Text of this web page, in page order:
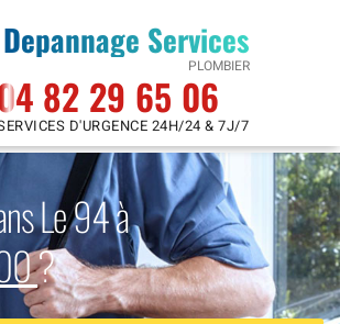
Depannage Services
PLOMBIER
82 29 65 06
D'URGENCE 24H/24 & 7J/7
Le 94 à
?